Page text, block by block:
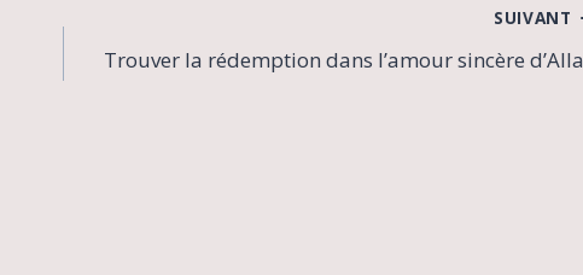
SUIVANT
Trouver la rédemption dans l’amour sincère